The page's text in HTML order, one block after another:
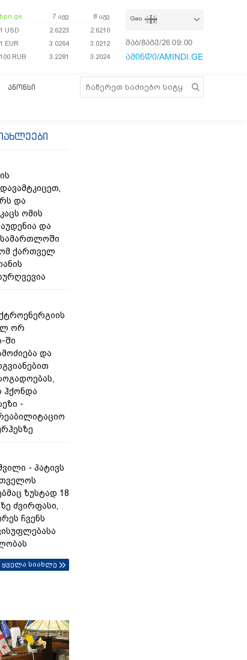
bpn.ge 7 აგვ
8 აგვ
1 USD
2.6223
2.6210
1 EUR
3.0264
3.0212
100 RUB
3.2281 3.2024
Geo
შაბ/8აგვ/26 09:00:56
ამინდი/AMINDI.GE
ᲐᲜᲝᲜᲡᲘ
და
ომის
და
ქართველ
ორ
ში
და
ჰქონდა
-
- პატივს
ზუსტად 18
ძვირფასი,
ჩვენს
ყველა სიახლე